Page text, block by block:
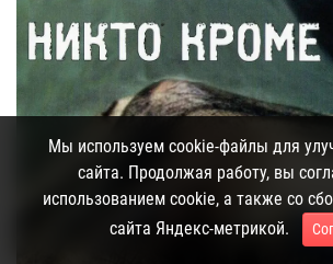
Мы используем cookie-файлы для
сайта. Продолжая работу, вы
использованием cookie, а также со
сайта Яндекс-метрикой.